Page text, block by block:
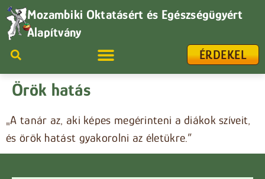
Mozambiki Oktatásért és Egészségügyért
Alapítvány
ÉRDEKEL
Örök hatás
„A tanár az, aki képes megérinteni a diákok szíveit,
és örök hatást gyakorolni az életükre.”